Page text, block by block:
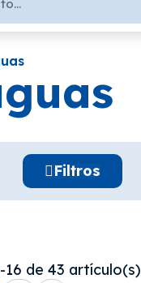
Filtros
16 de 43 artículo(s)